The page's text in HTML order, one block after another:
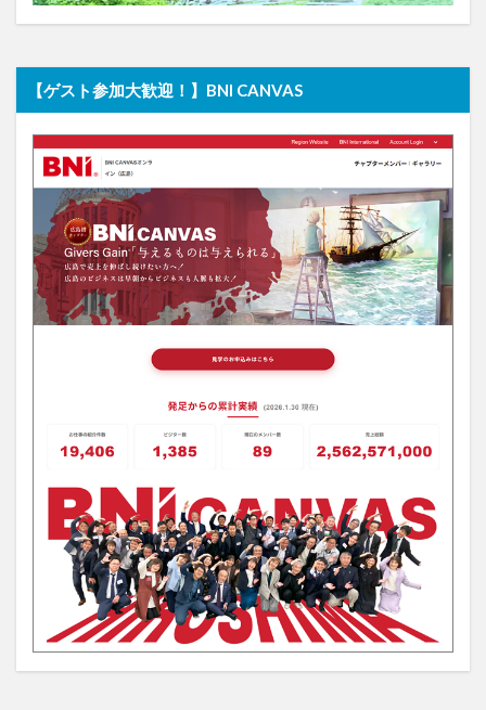
【ゲスト参加大歓迎！】BNI CANVAS